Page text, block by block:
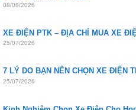
08/08/2026
XE ĐIỆN PTK – ĐỊA CHỈ MUA XE
25/07/2026
7 LÝ DO BẠN NÊN CHỌN XE ĐIỆN
25/07/2026